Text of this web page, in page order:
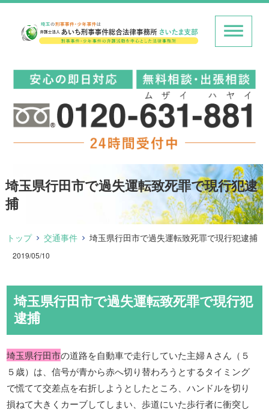
埼玉県行田市で過失運転致死罪で現行犯逮
捕
トップ 交通事件 埼玉県行田市で過失運転致死罪で現行犯逮捕
2019/05/10
埼玉県行田市で過失運転致死罪で現行犯
逮捕
埼玉県行田市の道路を自動車で走行していた主婦Ａさん（５
５歳）は、信号が青から赤へ切り替わろうとするタイミング
で慌てて交差点を右折しようとしたところ、ハンドルを切り
損ねて大きくカーブしてしまい、歩道にいた歩行者に衝突し